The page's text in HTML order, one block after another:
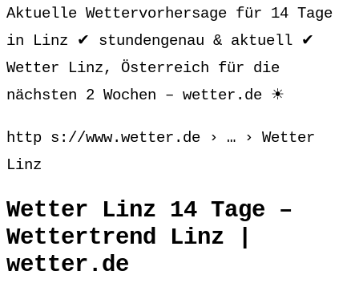
Aktuelle Wettervorhersage für 14 Tage
in Linz ✔ stundengenau & aktuell ✔
Wetter Linz, Österreich für die
nächsten 2 Wochen – wetter.de ☀
http s://www.wetter.de › … › Wetter
Linz
Wetter Linz 14 Tage –
Wettertrend Linz |
wetter.de